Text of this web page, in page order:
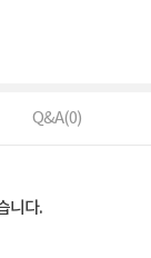
Q&A(0)
니다.